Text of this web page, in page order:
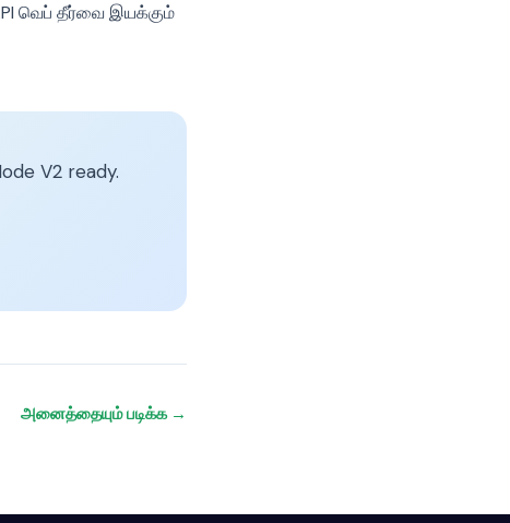
வெப் தீர்வை இயக்கும்
V2 ready.
அனைத்தையும் படிக்க →